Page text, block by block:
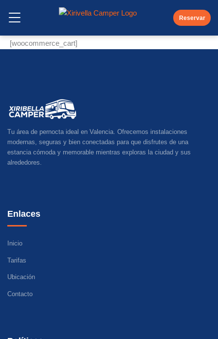
Abrir Menu Reservar
Carrito
[woocommerce_cart]
Tu área de pernocta ideal en Valencia. Ofrecemos instalaciones
modernas, seguras y bien conectadas para que disfrutes de una
estancia cómoda y memorable mientras exploras la ciudad y sus
alrededores.
Enlaces
Inicio
Tarifas
Ubicación
Contacto